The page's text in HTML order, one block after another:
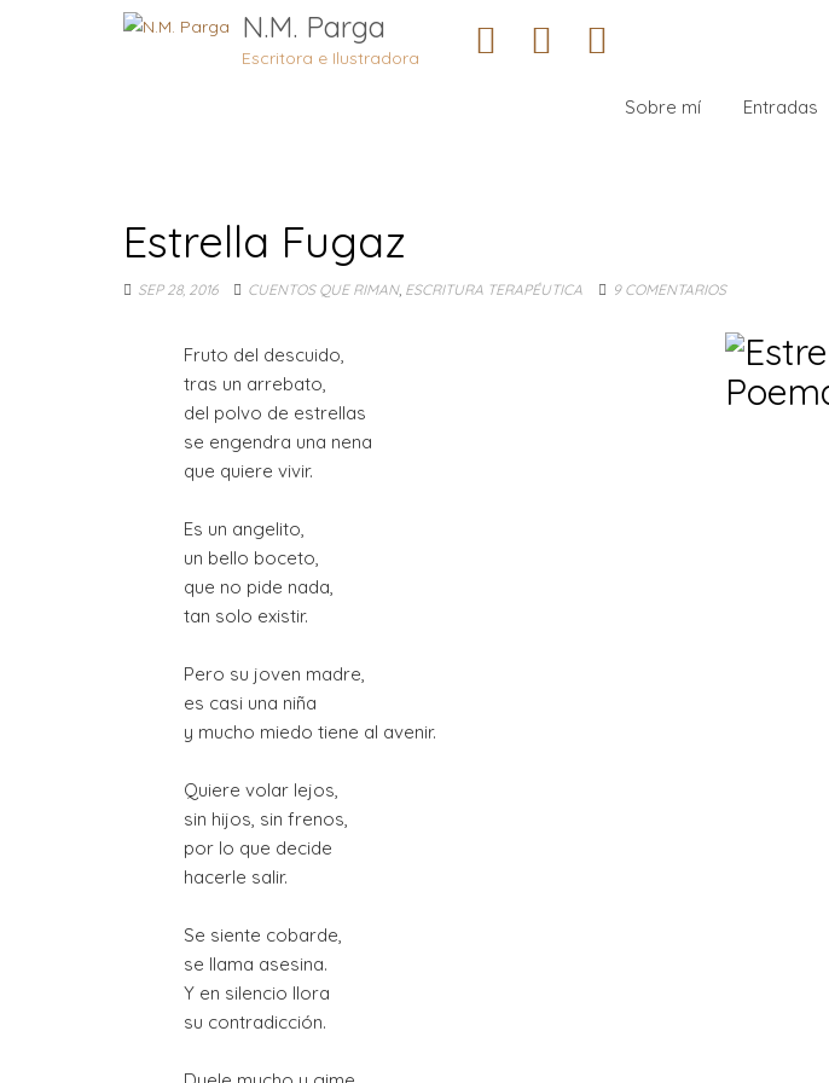
N.M. Parga
Escritora e Ilustradora
Sobre mí Entradas
Estrella Fugaz
SEP 28, 2016 CUENTOS QUE RIMAN, ESCRITURA TERAPÉUTICA 9 COMENTARIOS
Fruto del descuido,
tras un arrebato,
del polvo de estrellas
se engendra una nena
que quiere vivir.
Es un angelito,
un bello boceto,
que no pide nada,
tan solo existir.
Pero su joven madre,
es casi una niña
y mucho miedo tiene al avenir.
Quiere volar lejos,
sin hijos, sin frenos,
por lo que decide
hacerle salir.
Se siente cobarde,
se llama asesina.
Y en silencio llora
su contradicción.